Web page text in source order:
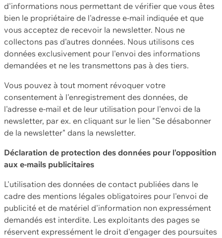
d'informations nous permettant de vérifier que vous êtes
bien le propriétaire de l'adresse e-mail indiquée et que
vous acceptez de recevoir la newsletter. Nous ne
collectons pas d'autres données. Nous utilisons ces
données exclusivement pour l'envoi des informations
demandées et ne les transmettons pas à des tiers.
Vous pouvez à tout moment révoquer votre
consentement à l'enregistrement des données, de
l'adresse e-mail et de leur utilisation pour l'envoi de la
newsletter, par ex. en cliquant sur le lien "Se désabonner
de la newsletter" dans la newsletter.
Déclaration de protection des données pour l'opposition
aux e-mails publicitaires
L'utilisation des données de contact publiées dans le
cadre des mentions légales obligatoires pour l'envoi de
publicité et de matériel d'information non expressément
demandés est interdite. Les exploitants des pages se
réservent expressément le droit d'engager des poursuites